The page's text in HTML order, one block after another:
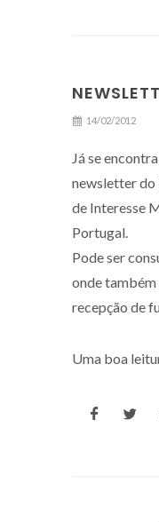
14/02/2012
Já se
newsletter do
de Interesse
Portugal.
Pode ser
onde também
recepção de
Uma boa